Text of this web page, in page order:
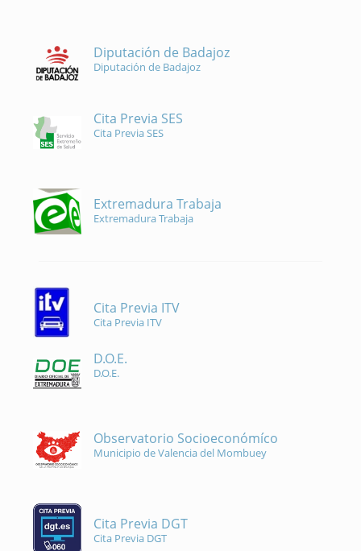
Diputación de Badajoz
Diputación de Badajoz
Cita Previa SES
Cita Previa SES
Extremadura Trabaja
Extremadura Trabaja
Cita Previa ITV
Cita Previa ITV
D.O.E.
D.O.E.
Observatorio Socioeconómíco
Municipio de Valencia del Mombuey
Cita Previa DGT
Cita Previa DGT